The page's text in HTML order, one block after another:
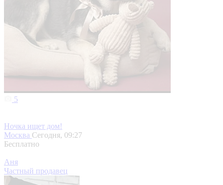
5
Ночка ищет дом!
Москва Сегодня, 09:27
Бесплатно
Аня
Частный продавец